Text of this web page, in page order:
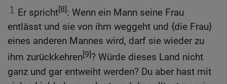
1 Er spricht[8]: Wenn ein Mann seine Frau
entlässt und sie von ihm weggeht und {die Frau}
eines anderen Mannes wird, darf sie wieder zu
ihm zurückkehren[9]? Würde dieses Land nicht
ganz und gar entweiht werden? Du aber hast mit